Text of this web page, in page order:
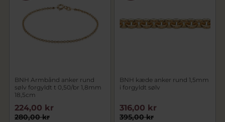
BNH Armbånd anker rund
sølv forgyldt t 0,50/br 1,8mm
18,5cm
280,00 kr
224,00 kr
BNH kæde anker rund 1,5mm
i forgyldt sølv
395,00 kr
316,00 kr